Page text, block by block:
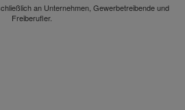
an Unternehmen, Gewerbetreibende und
Freiberufler.